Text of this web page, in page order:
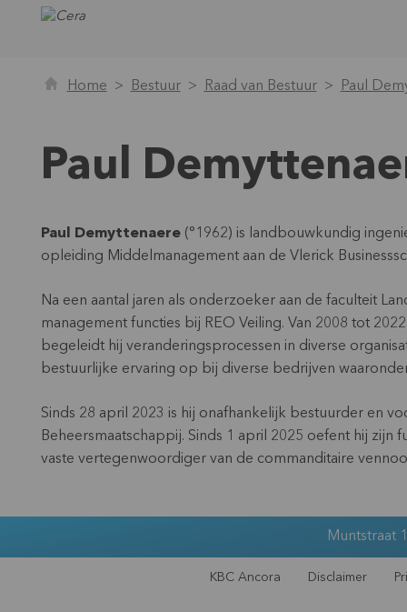
Home Bestuur Raad van Bestuur Paul
Paul
Paul Demyttenaere(°1962) is landbouwkundig
opleiding Middelmanagement aan de Vlerick
Na een aantal jaren als onderzoeker aan de faculteit
management functies bij REO Veiling. Van 2008 tot
begeleidt hij veranderingsprocessen in diverse
bestuurlijke ervaring op bij diverse bedrijven
Sinds 28 april 2023 is hij onafhankelijk bestuurder en
Beheersmaatschappij. Sinds 1 april 2025 oefent hij zijn
vaste vertegenwoordiger van de commanditaire
Muntstraat
KBC Ancora Disclaimer